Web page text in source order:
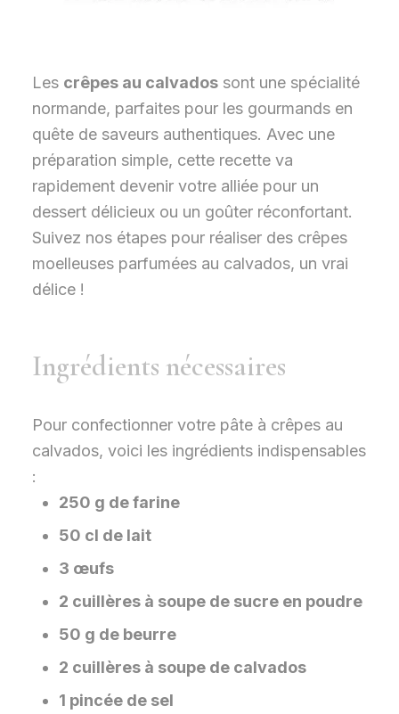
Les crêpes au calvadossont une spécialité
normande, parfaites pour les gourmands en
quête de saveurs authentiques. Avec une
préparation simple, cette recette va
rapidement devenir votre alliée pour un
dessert délicieux ou un goûter réconfortant.
Suivez nos étapes pour réaliser des crêpes
moelleuses parfumées au calvados, un vrai
délice !
Ingrédients nécessaires
Pour confectionner votre pâte à crêpes au
calvados, voici les ingrédients indispensables
:
250 g de farine
50 cl de lait
3 œufs
2 cuillères à soupe de sucre en poudre
50 g de beurre
2 cuillères à soupe de calvados
1 pincée de sel